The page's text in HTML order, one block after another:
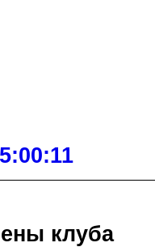
клуба